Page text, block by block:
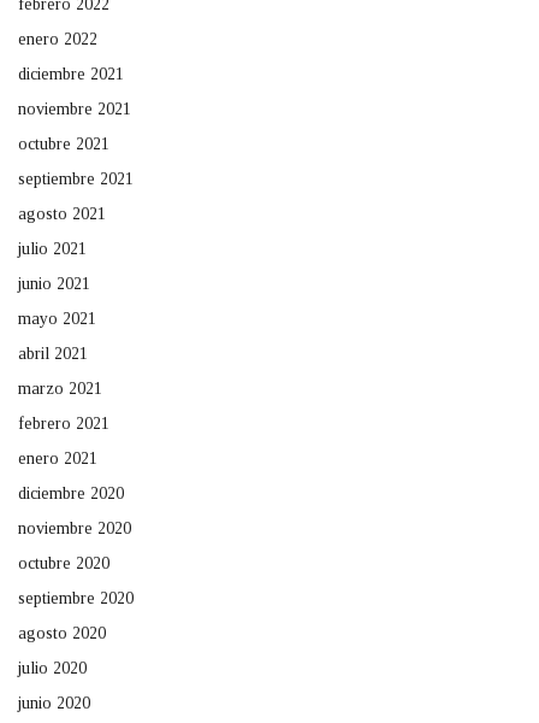
febrero 2022
enero 2022
diciembre 2021
noviembre 2021
octubre 2021
septiembre 2021
agosto 2021
julio 2021
junio 2021
mayo 2021
abril 2021
marzo 2021
febrero 2021
enero 2021
diciembre 2020
noviembre 2020
octubre 2020
septiembre 2020
agosto 2020
julio 2020
junio 2020